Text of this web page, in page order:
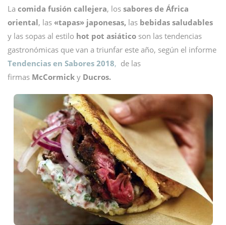
La comida fusión callejera, los sabores de África
oriental, las «tapas» japonesas, las bebidas saludables
y las sopas al estilo hot pot asiático son las tendencias
gastronómicas que van a triunfar este año, según el informe
Tendencias en Sabores 2018, de las
firmas McCormick y Ducros.